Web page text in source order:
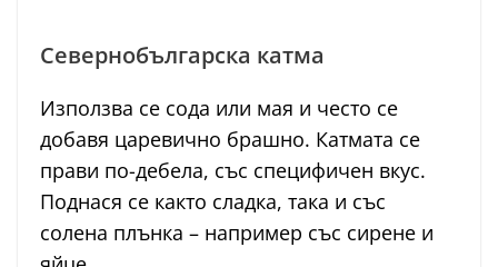
Севернобългарска катма
Използва се сода или мая и често се
добавя царевично брашно. Катмата се
прави по-дебела, със специфичен вкус.
Поднася се както сладка, така и със
солена плънка – например със сирене и